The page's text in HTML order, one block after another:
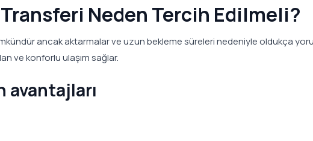
Neden Tercih Edilmeli?
ancak aktarmalar ve uzun bekleme süreleri nedeniyle oldukça
ve konforlu ulaşım sağlar.